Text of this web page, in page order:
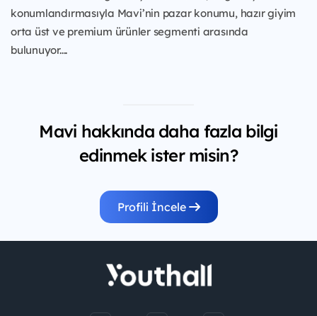
konumlandırmasıyla Mavi’nin pazar konumu, hazır giyim
orta üst ve premium ürünler segmenti arasında
bulunuyor....
Mavi hakkında daha fazla bilgi
edinmek ister misin?
Profili İncele